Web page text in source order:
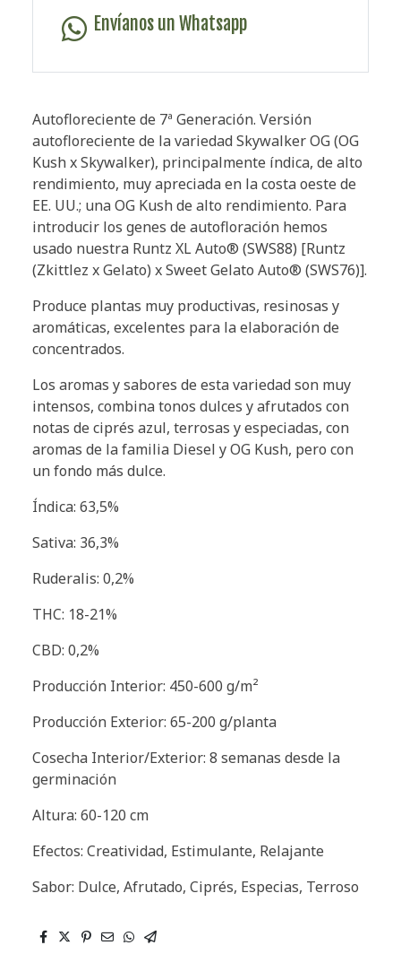
Envíanos un Whatsapp
Autofloreciente de 7ª Generación. Versión
autofloreciente de la variedad Skywalker OG (OG
Kush x Skywalker), principalmente índica, de alto
rendimiento, muy apreciada en la costa oeste de
EE. UU.; una OG Kush de alto rendimiento. Para
introducir los genes de autofloración hemos
usado nuestra Runtz XL Auto® (SWS88) [Runtz
(Zkittlez x Gelato) x Sweet Gelato Auto® (SWS76)].
Produce plantas muy productivas, resinosas y
aromáticas, excelentes para la elaboración de
concentrados.
Los aromas y sabores de esta variedad son muy
intensos, combina tonos dulces y afrutados con
notas de ciprés azul, terrosas y especiadas, con
aromas de la familia Diesel y OG Kush, pero con
un fondo más dulce.
Índica: 63,5%
Sativa: 36,3%
Ruderalis: 0,2%
THC: 18-21%
CBD: 0,2%
Producción Interior: 450-600 g/m²
Producción Exterior: 65-200 g/planta
Cosecha Interior/Exterior: 8 semanas desde la
germinación
Altura: 60-120 cm
Efectos: Creatividad, Estimulante, Relajante
Sabor: Dulce, Afrutado, Ciprés, Especias, Terroso